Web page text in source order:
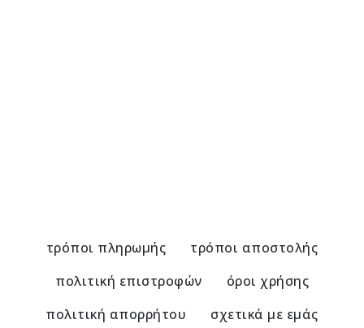
τρόποι πληρωμής
τρόποι αποστολής
πολιτική επιστροφών
όροι χρήσης
πολιτική απορρήτου
σχετικά με εμάς